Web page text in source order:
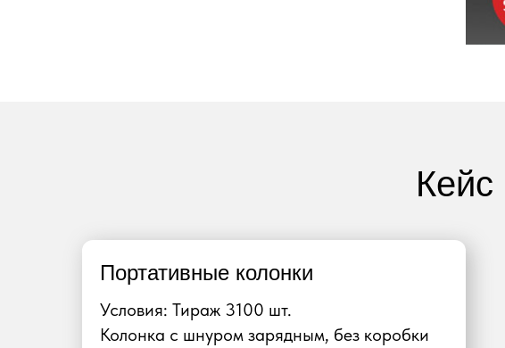
Кейс
Портативные колонки
Условия: Тираж 3100 шт.
Колонка с шнуром зарядным, без коробки